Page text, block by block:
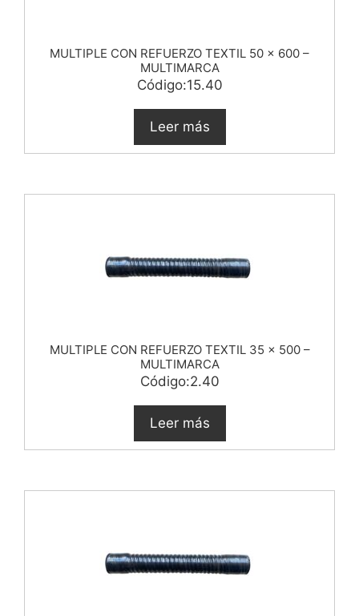
MULTIPLE CON REFUERZO TEXTIL 50 x 600 –
MULTIMARCA
Código:15.40
Leer más
MULTIPLE CON REFUERZO TEXTIL 35 x 500 –
MULTIMARCA
Código:2.40
Leer más